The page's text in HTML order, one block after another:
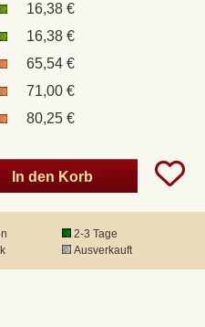
16,38 €
16,38 €
65,54 €
71,00 €
80,25 €
In den Korb
2-3 Tage
Ausverkauft